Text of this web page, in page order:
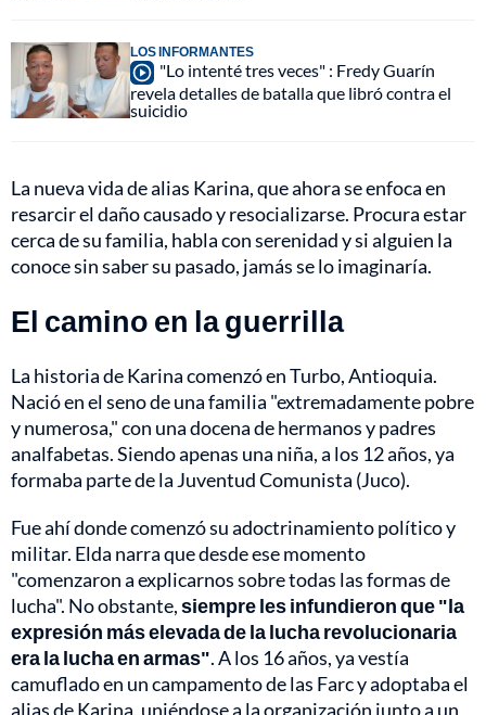
LOS INFORMANTES
"Lo intenté tres veces" : Fredy Guarín
revela detalles de batalla que libró contra el
suicidio
La nueva vida de alias Karina, que ahora se enfoca en
resarcir el daño causado y resocializarse. Procura estar
cerca de su familia, habla con serenidad y si alguien la
conoce sin saber su pasado, jamás se lo imaginaría.
El camino en la guerrilla
La historia de Karina comenzó en Turbo, Antioquia.
Nació en el seno de una familia "extremadamente pobre
y numerosa," con una docena de hermanos y padres
analfabetas. Siendo apenas una niña, a los 12 años, ya
formaba parte de la Juventud Comunista (Juco).
Fue ahí donde comenzó su adoctrinamiento político y
militar. Elda narra que desde ese momento
"comenzaron a explicarnos sobre todas las formas de
lucha". No obstante,siempre les infundieron que "la
expresión más elevada de la lucha revolucionaria
era la lucha en armas". A los 16 años, ya vestía
camuflado en un campamento de las Farc y adoptaba el
alias de Karina, uniéndose a la organización junto a un